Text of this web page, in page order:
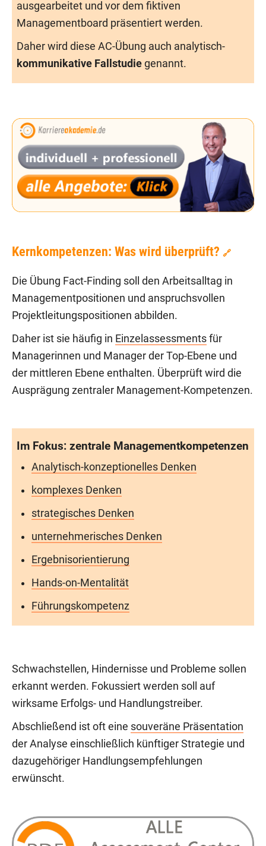
ausgearbeitet und vor dem fiktiven
Managementboard präsentiert werden.
Daher wird diese AC-Übung auch analytisch-
kommunikative Fallstudie genannt.
Kernkompetenzen: Was wird überprüft? 🔗
Die Übung Fact-Finding soll den Arbeitsalltag in
Managementpositionen und anspruchsvollen
Projektleitungspositionen abbilden.
Daher ist sie häufig in Einzelassessments für
Managerinnen und Manager der Top-Ebene und
der mittleren Ebene enthalten. Überprüft wird die
Ausprägung zentraler Management-Kompetenzen.
Im Fokus: zentrale Managementkompetenzen
Analytisch-konzeptionelles Denken
komplexes Denken
strategisches Denken
unternehmerisches Denken
Ergebnisorientierung
Hands-on-Mentalität
Führungskompetenz
Schwachstellen, Hindernisse und Probleme sollen
erkannt werden. Fokussiert werden soll auf
wirksame Erfolgs- und Handlungstreiber.
Abschließend ist oft eine souveräne Präsentation
der Analyse einschließlich künftiger Strategie und
dazugehöriger Handlungsempfehlungen
erwünscht.